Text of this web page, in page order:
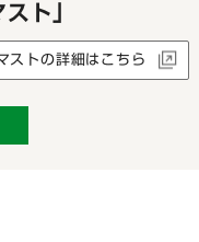
ト」
ストの詳細はこちら